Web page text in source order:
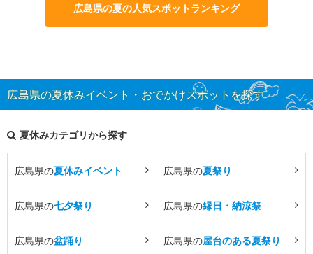
広島県の夏の人気スポットランキング
広島県の夏休みイベント・おでかけスポットを探す
夏休みカテゴリから探す
広島県の夏休みイベント 広島県の夏祭り
広島県の七夕祭り 広島県の縁日・納涼祭
広島県の盆踊り 広島県の屋台のある夏祭り